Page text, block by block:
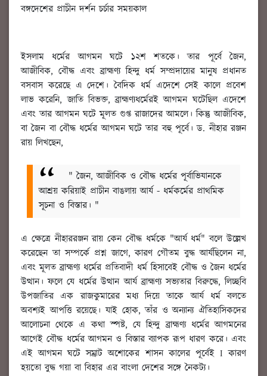
বঙ্গদেশের প্রাচীন দর্শন চর্চার সময়কাল
ইসলাম ধর্মের আগমন ঘটে ১২শ শতকে। তার পূর্বে জৈন,
আজীবিক, বৌদ্ধ এবং ব্রাহ্মণ্য হিন্দু ধর্ম সম্প্রদায়ের মানুষ প্রধানত
বসবাস করেছে এ দেশে। বৈদিক ধর্ম এদেশে সেই কালে প্রবেশ
লাভ করেনি, জাতি বিভক্ত, ব্রাহ্মণ্যধর্মেরই আগমন ঘটেছিল এদেশে
এবং তার আগমন ঘটে মূলত গুপ্ত রাজাদের আমলে। কিন্তু আজীবিক,
বা জৈন বা বৌদ্ধ ধর্মের আগমন ঘটে তার বহু পূর্বে। ড. নীহার রঞ্জন
রায় লিখছেন,
" জৈন, আজীবিক ও বৌদ্ধ ধর্মের পূর্বাভিযানকে
আশ্রয় করিয়াই প্রাচীন বাঙলায় আর্য - ধর্মকর্মের প্রাথমিক
সূচনা ও বিস্তার। "
এ ক্ষেত্রে নীহাররঞ্জন রায় কেন বৌদ্ধ ধর্মকে "আর্য ধর্ম" বলে উল্লেখ
করেছেন তা সম্পর্কে প্রশ্ন জাগে, কারণ গৌতম বুদ্ধ আর্যছিলেন না,
এবং মূলত ব্রাহ্মণ্য ধর্মের প্রতিবাদী ধর্ম হিসাবেই বৌদ্ধ ও জৈন ধর্মের
উত্থান। ফলে যে ধর্মের উত্থান আর্য ব্রাহ্মণ্য সভ্যতার বিরুদ্ধে, লিচ্ছবি
উপজাতির এক রাজকুমারের মধ্য দিয়ে তাকে আর্য ধর্ম বলতে
অবশ্যই আপত্তি রয়েছে। যাই হোক, তাঁর ও অন্যান্য ঐতিহাসিকদের
আলোচনা থেকে এ কথা স্পষ্ট, যে হিন্দু ব্রাহ্মণ্য ধর্মের আগমনের
আগেই বৌদ্ধ ধর্মের আগমন ও বিস্তার ব্যাপক রূপ ধারণ করে। এবং
এই আগমন ঘটে সম্রাট অশোকের শাসন কালের পূর্বেই I কারণ
হয়তো বুদ্ধ গয়া বা বিহার এর বাংলা দেশের সঙ্গে নৈকট্য।